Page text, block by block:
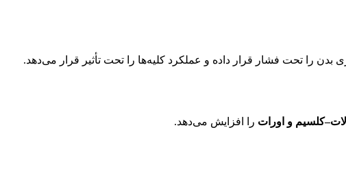
و اورات را افزایش می‌دهد.